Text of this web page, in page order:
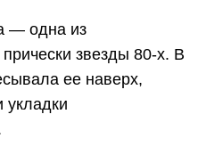
— одна из
звезды 80-х. В
ее наверх,
укладки